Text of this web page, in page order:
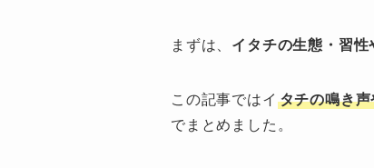
まずは、 イタチの生態・習性
この記事ではイ タチの鳴き
でまとめました。